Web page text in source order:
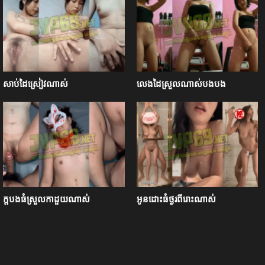
សាប់ដៃស្រៀវណាស់ លេងដៃស្រួលណាស់បងបង
ក្ដបងធំស្រួលកាដួយណាស់ អូនដោះធំថ្ងូរពីរោះណាស់